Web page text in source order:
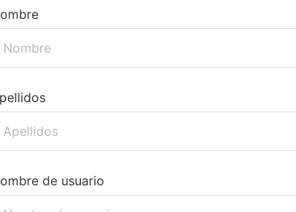
de usuario